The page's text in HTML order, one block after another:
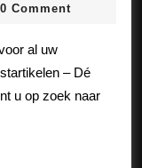
met
Kees
Konings
Feestartikelen:
0 Comment
al uw
– Dé
u op zoek naar